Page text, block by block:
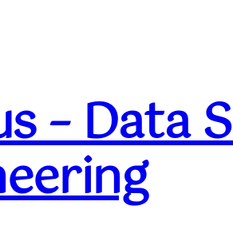
– Data